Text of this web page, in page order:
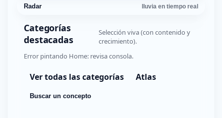
Radar lluvia en tiempo real
Categorías
destacadas
Selección viva (con contenido y
crecimiento).
Error pintando Home: revisa consola.
Ver todas las categorías Atlas
Buscar un concepto